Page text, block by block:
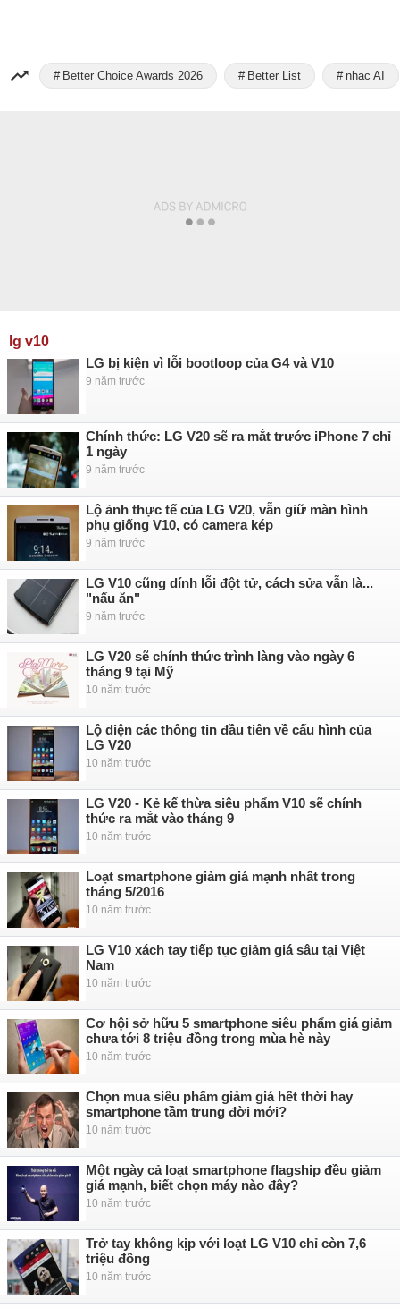
Better Choice Awards 2026 Better List nhạc AI
lg v10
LG bị kiện vì lỗi bootloop của G4 và V10
9 năm trước
Chính thức: LG V20 sẽ ra mắt trước iPhone 7 chỉ
1 ngày
9 năm trước
Lộ ảnh thực tế của LG V20, vẫn giữ màn hình
phụ giống V10, có camera kép
9 năm trước
LG V10 cũng dính lỗi đột tử, cách sửa vẫn là...
"nấu ăn"
9 năm trước
LG V20 sẽ chính thức trình làng vào ngày 6
tháng 9 tại Mỹ
10 năm trước
Lộ diện các thông tin đầu tiên về cấu hình của
LG V20
10 năm trước
LG V20 - Kẻ kế thừa siêu phẩm V10 sẽ chính
thức ra mắt vào tháng 9
10 năm trước
Loạt smartphone giảm giá mạnh nhất trong
tháng 5/2016
10 năm trước
LG V10 xách tay tiếp tục giảm giá sâu tại Việt
Nam
10 năm trước
Cơ hội sở hữu 5 smartphone siêu phẩm giá giảm
chưa tới 8 triệu đồng trong mùa hè này
10 năm trước
Chọn mua siêu phẩm giảm giá hết thời hay
smartphone tầm trung đời mới?
10 năm trước
Một ngày cả loạt smartphone flagship đều giảm
giá mạnh, biết chọn máy nào đây?
10 năm trước
Trở tay không kịp với loạt LG V10 chỉ còn 7,6
triệu đồng
10 năm trước